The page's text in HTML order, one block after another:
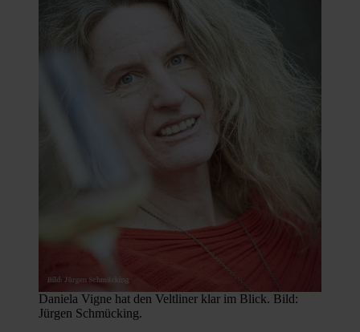
Daniela Vigne hat den Veltliner klar im Blick. Bild:
Jürgen Schmücking.